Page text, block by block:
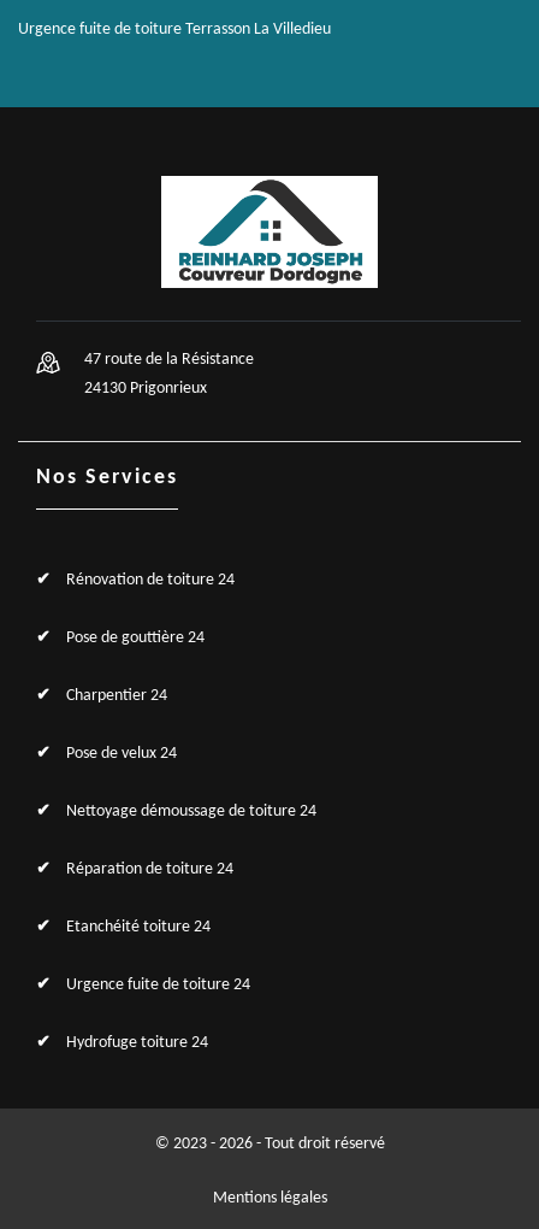
Urgence fuite de toiture Terrasson La Villedieu
47 route de la Résistance
24130 Prigonrieux
Nos Services
Rénovation de toiture 24
Pose de gouttière 24
Charpentier 24
Pose de velux 24
Nettoyage démoussage de toiture 24
Réparation de toiture 24
Etanchéité toiture 24
Urgence fuite de toiture 24
Hydrofuge toiture 24
© 2023 - 2026 - Tout droit réservé
Mentions légales